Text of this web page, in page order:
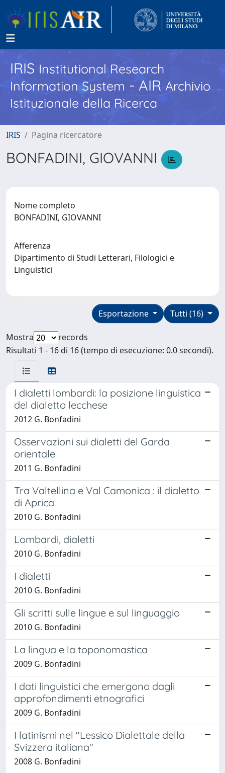
IRISInstitutional Research
Information System - AIR Archivio
Istituzionale della Ricerca
IRIS Pagina ricercatore
BONFADINI, GIOVANNI
Nome completo
BONFADINI, GIOVANNI
Afferenza
Dipartimento di Studi Letterari, Filologici e
Linguistici
Tutti (16)
Esportazione
Mostra
records
Risultati 1 - 16 di 16 (tempo di esecuzione: 0.0 secondi).
I dialetti lombardi: la posizione linguistica
del dialetto lecchese
2012 G. Bonfadini
Osservazioni sui dialetti del Garda
orientale
2011 G. Bonfadini
Tra Valtellina e Val Camonica : il dialetto
di Aprica
2010 G. Bonfadini
Lombardi, dialetti
2010 G. Bonfadini
I dialetti
2010 G. Bonfadini
Gli scritti sulle lingue e sul linguaggio
2010 G. Bonfadini
La lingua e la toponomastica
2009 G. Bonfadini
I dati linguistici che emergono dagli
approfondimenti etnografici
2009 G. Bonfadini
I latinismi nel "Lessico Dialettale della
Svizzera italiana"
2008 G. Bonfadini